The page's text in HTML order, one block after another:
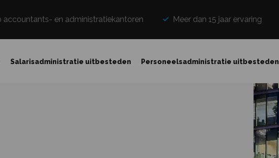
accountants- en administratiekantoren Meer dan 15 jaar ervaring
Salarisadministratie uitbesteden Personeelsadministratie uitbesteden